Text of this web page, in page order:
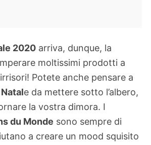
2020 arriva, dunque, la
moltissimi prodotti a
Potete anche pensare a
e da mettere sotto l’albero,
la vostra dimora. I
du Monde sono sempre di
a creare un mood squisito